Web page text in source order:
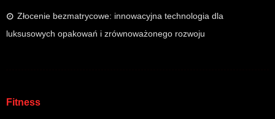
Złocenie bezmatrycowe: innowacyjna technologia dla
luksusowych opakowań i zrównoważonego rozwoju
Fitness